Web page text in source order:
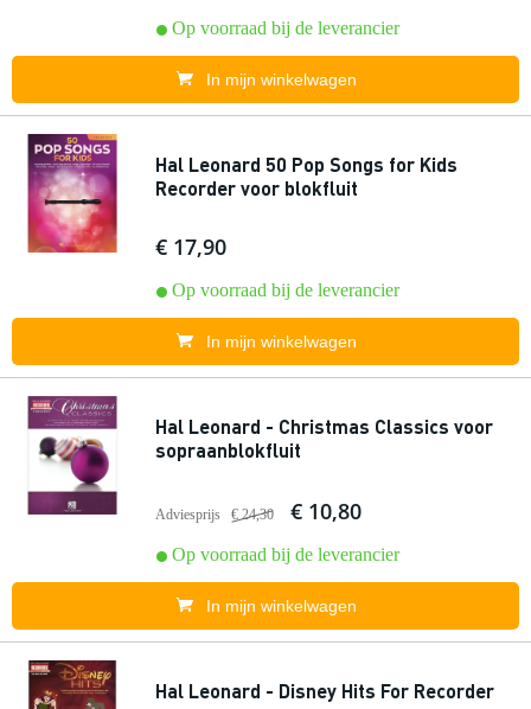
Op voorraad bij de leverancier
In mijn winkelwagen
Hal Leonard 50 Pop Songs for Kids
Recorder voor blokfluit
€ 17,90
Op voorraad bij de leverancier
In mijn winkelwagen
Hal Leonard - Christmas Classics voor
sopraanblokfluit
Adviesprijs € 24,30 € 10,80
Op voorraad bij de leverancier
In mijn winkelwagen
Hal Leonard - Disney Hits For Recorder